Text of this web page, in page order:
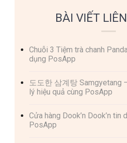
BÀI VIẾT
Chuỗi 3 Tiệm trà chanh
dụng PosApp
도도한 삼계탕 Samgyetang
lý hiệu quả cùng PosApp
Cửa hàng Dook’n Dook’n tin
PosApp